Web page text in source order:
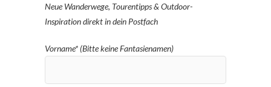
Neue Wanderwege, Tourentipps & Outdoor-
Inspiration direkt in dein Postfach
Vorname* (Bitte keine Fantasienamen)